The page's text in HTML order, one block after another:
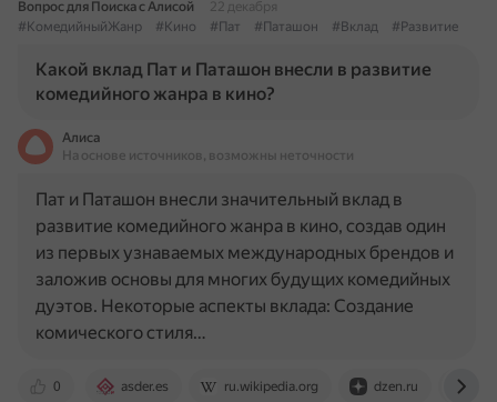
Вопрос для Поиска с Алисой
22 декабря
#КомедийныйЖанр
#Кино #Пат #Паташон #Вклад #Развитие
Какой вклад Пат и Паташон внесли в развитие
комедийного жанра в кино?
Алиса
На основе источников, возможны неточности
0 asder.es ru.wikipedia.org dzen.ru
Пат и Паташон внесли значительный вклад в
развитие комедийного жанра в кино, создав один
из первых узнаваемых международных брендов и
заложив основы для многих будущих комедийных
дуэтов. Некоторые аспекты вклада: Создание
комического стиля…